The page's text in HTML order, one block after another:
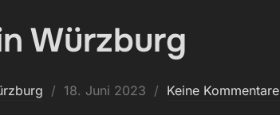
Würzburg
Veröffentlicht
18. Juni 2023 Keine Kommentare